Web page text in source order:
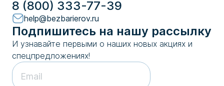
8 (800) 333-77-39
help@bezbarierov.ru
Подпишитесь на нашу рассылку
И узнавайте первыми о наших новых акциях и
спецпредложениях!